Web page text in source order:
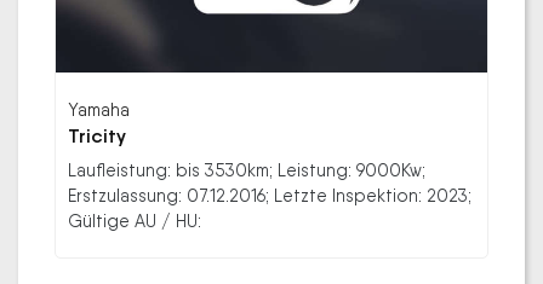
Yamaha
Tricity
Laufleistung: bis 3530km; Leistung: 9000Kw;
Erstzulassung: 07.12.2016; Letzte Inspektion: 2023;
Gültige AU / HU: